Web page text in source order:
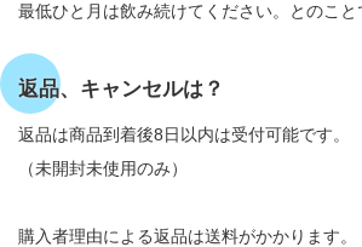
最低ひと月は飲み続けてください。とのこと
返品、キャンセルは？
返品は商品到着後8日以内は受付可能です。
（未開封未使用のみ）
購入者理由による返品は送料がかかります。